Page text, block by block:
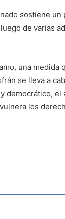
sostiene
de varias
una medida
se lleva a
democrático, el
los